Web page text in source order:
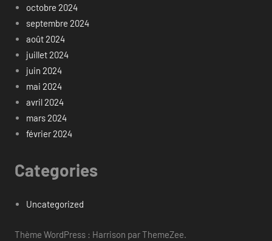
octobre 2024
septembre 2024
août 2024
juillet 2024
juin 2024
mai 2024
avril 2024
mars 2024
février 2024
Categories
Uncategorized
Thème WordPress : Harrison par ThemeZee.